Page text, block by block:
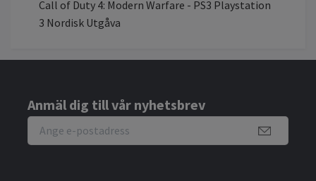
Call of Duty 4: Modern Warfare - PS3 Playstation
3 Nordisk Utgåva
Anmäl dig till vår nyhetsbrev